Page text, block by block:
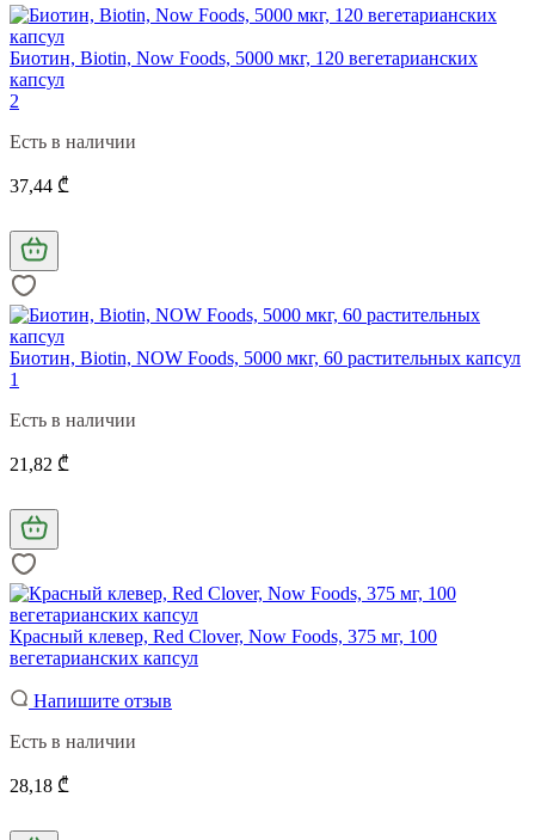
Биотин, Biotin, Now Foods, 5000 мкг, 120 вегетарианских
капсул
2
Есть в наличии
37,44 ₾
Биотин, Biotin, NOW Foods, 5000 мкг, 60 растительных капсул
1
Есть в наличии
21,82 ₾
Красный клевер, Red Clover, Now Foods, 375 мг, 100
вегетарианских капсул
Напишите отзыв
Есть в наличии
28,18 ₾